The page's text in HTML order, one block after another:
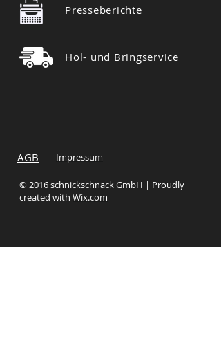
Presseberichte
Hol- und Bringservice
AGB Impressum
© 2016 schnickschnack GmbH | Proudly
created with Wix.com